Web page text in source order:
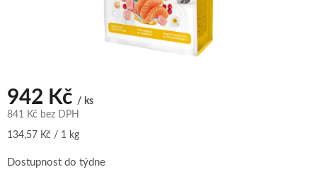
942 Kč / ks
841 Kč bez DPH
Měrná
134,57 Kč / 1 kg
Dostupnost do týdne